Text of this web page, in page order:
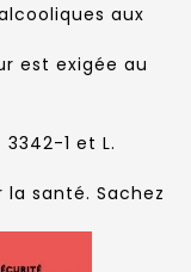
aux
est exigée au
3342-1 et L.
santé. Sachez